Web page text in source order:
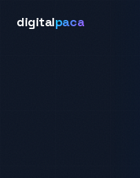
digitalpaca